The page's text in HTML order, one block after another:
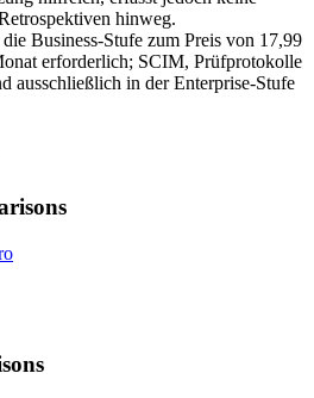
hinweg.
Business-Stufe zum Preis von 17,99
erforderlich; SCIM, Prüfprotokolle
ausschließlich in der Enterprise-Stufe